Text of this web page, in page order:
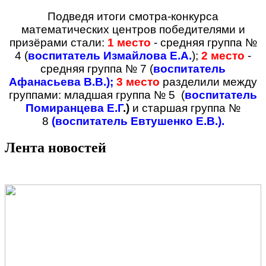
Подведя итоги смотра-конкурса
математических центров победителями и
призёрами стали: 1 место - средняя группа №
4 (воспитатель Измайлова Е.А.); 2 место -
средняя группа № 7 (воспитатель
Афанасьева В.В.); 3 место разделили между
группами: младшая группа № 5 (воспитатель
Помиранцева Е.Г.) и старшая группа №
8 (воспитатель Евтушенко Е.В.).
Лента новостей